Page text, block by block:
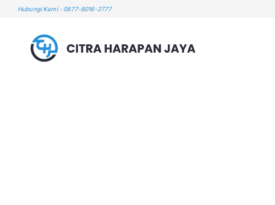
Hubungi Kami : 0877-8016-2777